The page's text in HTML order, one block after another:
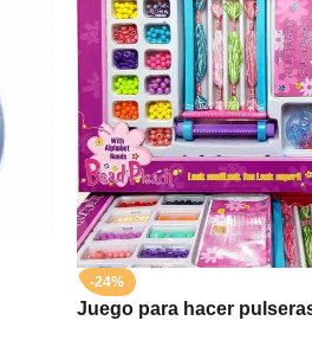
-24%
Juego para hacer